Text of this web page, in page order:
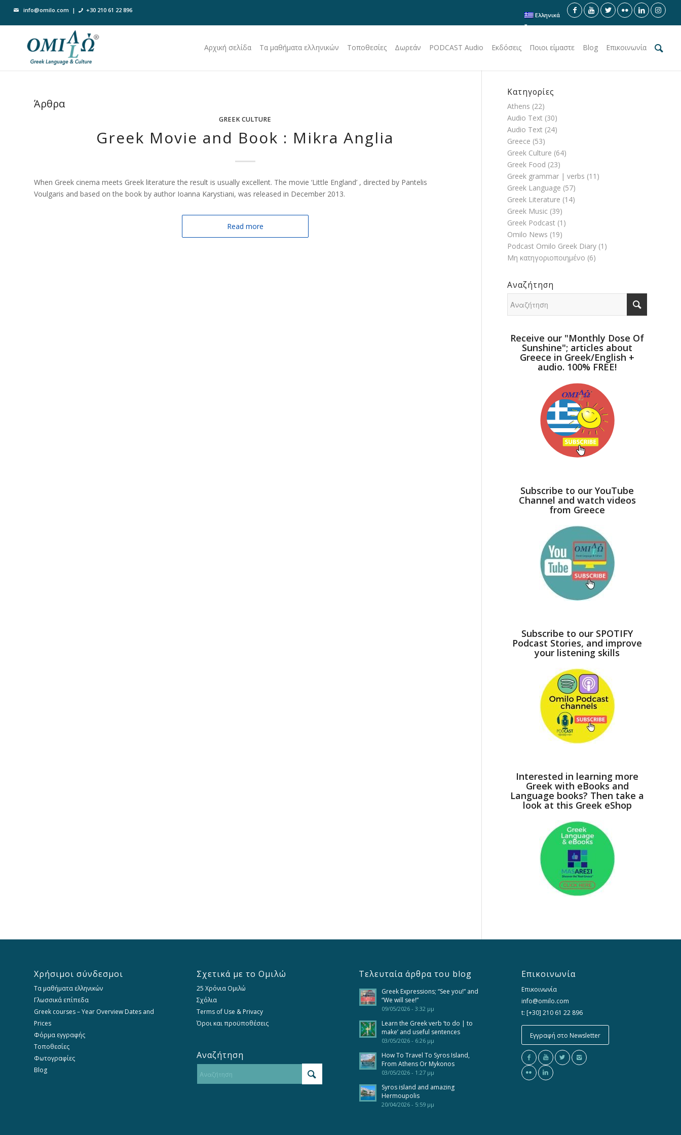
Ελληνικά
info@omilo.com | +30 210 61 22 896
Αρχική σελίδα Τα μαθήματα ελληνικών Τοποθεσίες Δωρεάν PODCAST Audio Εκδόσεις Ποιοι είμαστε Blog Επικοινωνία
Άρθρα
GREEK CULTURE
Greek Movie and Book : Mikra Anglia
When Greek cinema meets Greek literature the result is usually excellent. The movie ‘Little England’ , directed by Pantelis
Voulgaris and based on the book by author Ioanna Karystiani, was released in December 2013.
Read more
Κατηγορίες
Athens (22)
Audio Text (30)
Audio Text (24)
Greece (53)
Greek Culture (64)
Greek Food (23)
Greek grammar | verbs (11)
Greek Language (57)
Greek Literature (14)
Greek Music (39)
Greek Podcast (1)
Omilo News (19)
Podcast Omilo Greek Diary (1)
Μη κατηγοριοποιημένο (6)
Αναζήτηση
Receive our "Monthly Dose Of
Sunshine"; articles about
Greece in Greek/English +
audio. 100% FREE!
Subscribe to our YouTube
Channel and watch videos
from Greece
Subscribe to our SPOTIFY
Podcast Stories, and improve
your listening skills
Interested in learning more
Greek with eBooks and
Language books? Then take a
look at this Greek eShop
Χρήσιμοι σύνδεσμοι
Τα μαθήματα ελληνικών
Γλωσσικά επίπεδα
Greek courses – Year Overview Dates and
Prices
Φόρμα εγγραφής
Τοποθεσίες
Φωτογραφίες
Blog
Σχετικά με το Ομιλώ
25 Χρόνια Ομιλώ
Σχόλια
Terms of Use & Privacy
Όροι και προϋποθέσεις
Αναζήτηση
Τελευταία άρθρα του blog
Greek Expressions; “See you!” and
“We will see!”
09/05/2026 - 3:32 μμ
Learn the Greek verb ‘to do | to
make’ and useful sentences
03/05/2026 - 6:26 μμ
How To Travel To Syros Island,
From Athens Or Mykonos
03/05/2026 - 1:27 μμ
Syros island and amazing
Hermoupolis
20/04/2026 - 5:59 μμ
Επικοινωνία
Επικοινωνία
info@omilo.com
t: [+30] 210 61 22 896
Εγγραφή στο Newsletter